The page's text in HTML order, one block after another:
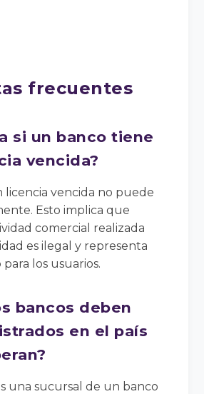
frecuentes
si un banco tiene
vencida?
licencia vencida no puede
Esto implica que
comercial realizada
es ilegal y representa
los usuarios.
bancos deben
en el país
una sucursal de un banco